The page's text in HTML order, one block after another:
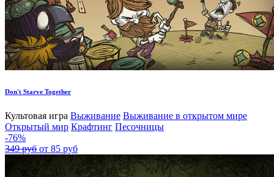
Don't Starve Together
Культовая игра Выживание Выживание в открытом мире
Открытый мир Крафтинг Песочницы
-76%
349 руб от 85 руб